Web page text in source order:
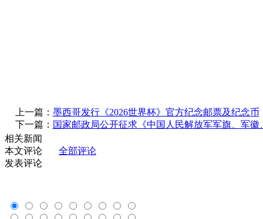
上一篇： 墨西哥发行《2026世界杯》官方纪念邮票及纪念币
下一篇： 国家邮政局公开征求《中国人民解放军军旗、军
相关新闻
本文评论
全部评论
发表评论